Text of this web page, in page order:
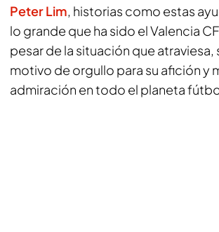
Peter Lim, historias como estas
lo grande que ha sido el Valencia
pesar de la situación que atraviesa,
motivo de orgullo para su afición y
admiración en todo el planeta